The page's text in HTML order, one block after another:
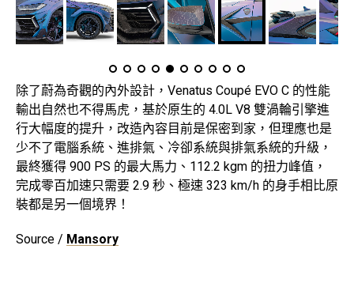
除了蔚為奇觀的內外設計，Venatus Coupé EVO C 的性能
輸出自然也不得馬虎，基於原生的 4.0L V8 雙渦輪引擎進
行大幅度的提升，改造內容目前是保密到家，但理應也是
少不了電腦系統、進排氣、冷卻系統與排氣系統的升級，
最終獲得 900 PS 的最大馬力、112.2 kgm 的扭力峰值，
完成零百加速只需要 2.9 秒、極速 323 km/h 的身手相比原
裝都是另一個境界！
Source / Mansory